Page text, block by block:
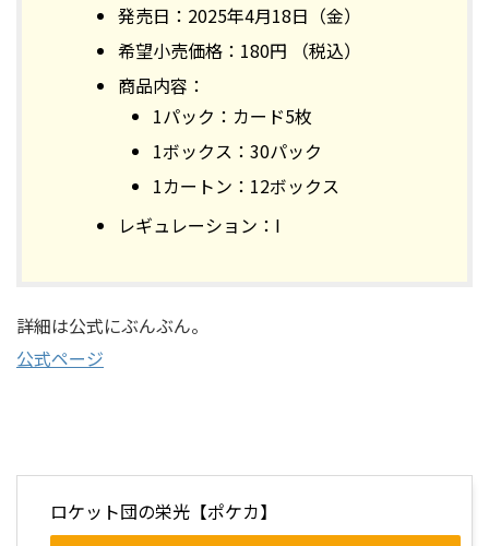
発売日：2025年4月18日（金）
希望小売価格：180円 （税込）
商品内容：
1パック：カード5枚
1ボックス：30パック
1カートン：12ボックス
レギュレーション：I
詳細は公式にぶんぶん。
公式ページ
ロケット団の栄光【ポケカ】